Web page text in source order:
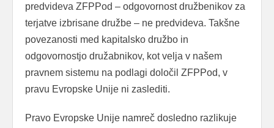
predvideva ZFPPod – odgovornost družbenikov za
terjatve izbrisane družbe – ne predvideva. Takšne
povezanosti med kapitalsko družbo in
odgovornostjo družabnikov, kot velja v našem
pravnem sistemu na podlagi določil ZFPPod, v
pravu Evropske Unije ni zaslediti.
Pravo Evropske Unije namreč dosledno razlikuje